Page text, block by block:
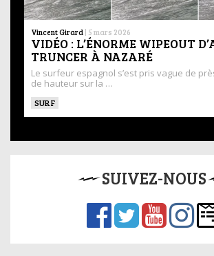
Vincent Girard | 5 mars 2026
VIDÉO : L’ÉNORME WIPEOUT
TRUNCER À NAZARÉ
Le surfeur espagnol s’est pris vague de
de hauteur sur la …
SURF
SUIVEZ-NOUS